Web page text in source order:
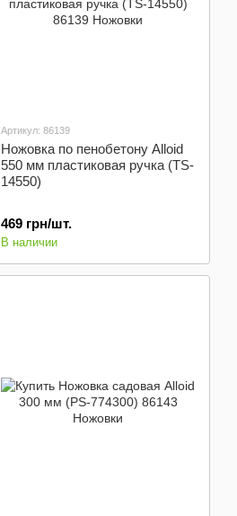
Артикул: 86139
Ножовка по пенобетону Alloid
550 мм пластиковая ручка (TS-
14550)
469 грн/шт.
В наличии